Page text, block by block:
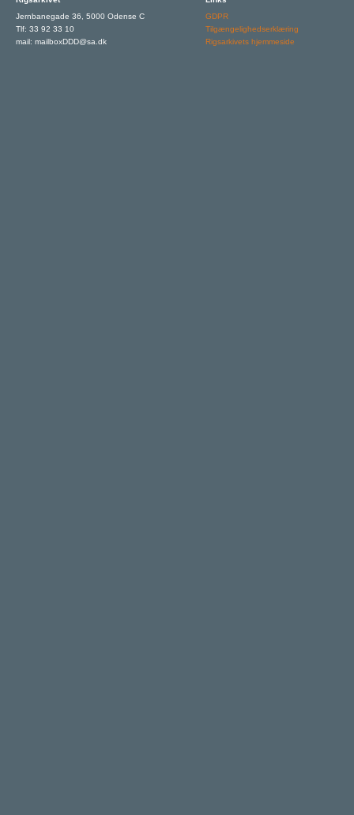
Jernbanegade 36, 5000 Odense C
Tlf: 33 92 33 10
mail: mailboxDDD@sa.dk
GDPR
Tilgængelighedserklæring
Rigsarkivets hjemmeside